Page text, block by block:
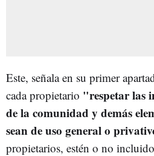
Este, señala en su primer
cada propietario "respetar las
de la comunidad y demás
sean de uso general o
propietarios, estén o no